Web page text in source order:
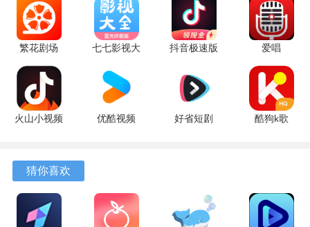
软件亮点
1、播放历史记录会分析歌曲风格与播放时段，自动生成符合
当前心情的推荐列表。
繁花剧场
2.27.3 最新
版
七七影视大
抖音极速版
39.8.0 安卓
版
爱唱
8.6.6.2 最
新版
火山小视频
版
优酷视频
好省短剧
酷狗k歌
猜你喜欢